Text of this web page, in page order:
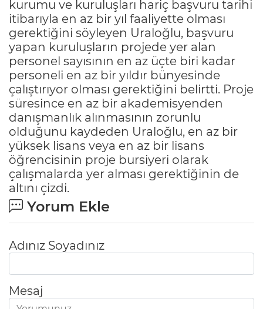
kurumu ve kuruluşları hariç başvuru tarihi
itibarıyla en az bir yıl faaliyette olması
gerektiğini söyleyen Uraloğlu, başvuru
yapan kuruluşların projede yer alan
personel sayısının en az üçte biri kadar
personeli en az bir yıldır bünyesinde
çalıştırıyor olması gerektiğini belirtti. Proje
süresince en az bir akademisyenden
danışmanlık alınmasının zorunlu
olduğunu kaydeden Uraloğlu, en az bir
yüksek lisans veya en az bir lisans
öğrencisinin proje bursiyeri olarak
çalışmalarda yer alması gerektiğinin de
altını çizdi.
Yorum Ekle
Adınız Soyadınız
Mesaj